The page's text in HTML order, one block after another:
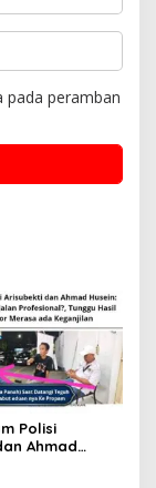
pada peramban
Polisi
Ahmad